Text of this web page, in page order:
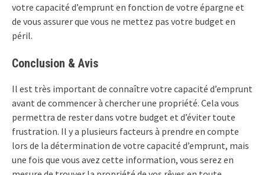
votre capacité d’emprunt en fonction de votre épargne et
de vous assurer que vous ne mettez pas votre budget en
péril.
Conclusion & Avis
Il est très important de connaître votre capacité d’emprunt
avant de commencer à chercher une propriété. Cela vous
permettra de rester dans votre budget et d’éviter toute
frustration. Il y a plusieurs facteurs à prendre en compte
lors de la détermination de votre capacité d’emprunt, mais
une fois que vous avez cette information, vous serez en